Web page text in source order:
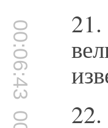
00:06:43